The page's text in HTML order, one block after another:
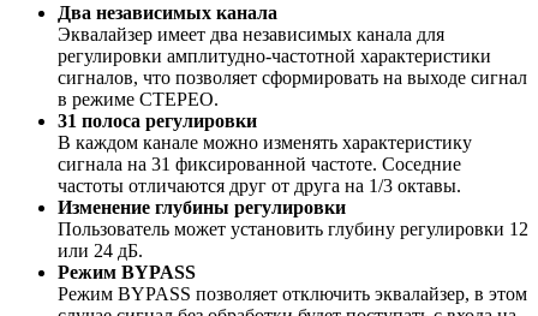
Два независимых канала
Эквалайзер имеет два независимых канала для
регулировки амплитудно-частотной характеристики
сигналов, что позволяет сформировать на выходе сигнал
в режиме СТЕРЕО.
31 полоса регулировки
В каждом канале можно изменять характеристику
сигнала на 31 фиксированной частоте. Соседние
частоты отличаются друг от друга на 1/3 октавы.
Изменение глубины регулировки
Пользователь может установить глубину регулировки 12
или 24 дБ.
Режим BYPASS
Режим BYPASS позволяет отключить эквалайзер, в этом